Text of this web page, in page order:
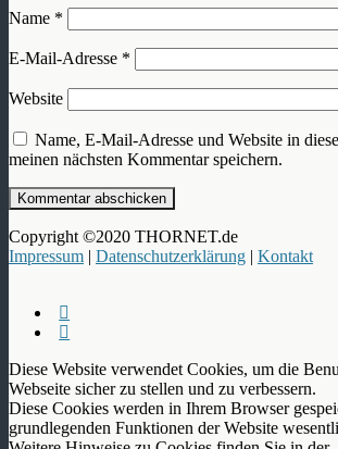
Name *
E-Mail-Adresse *
Website
Name, E-Mail-Adresse und Website in
meinen nächsten Kommentar speichern.
Copyright ©2020 THORNET.de
Impressum | Datenschutzerklärung | Kontakt
Diese Website verwendet Cookies, um die
Webseite sicher zu stellen und zu verbessern.
Diese Cookies werden in Ihrem Browser
grundlegenden Funktionen der Website